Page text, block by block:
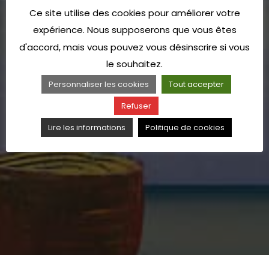
Ce site utilise des cookies pour améliorer votre
expérience. Nous supposerons que vous êtes
d'accord, mais vous pouvez vous désinscrire si vous
le souhaitez.
Personnaliser les cookies
Tout accepter
Refuser
Lire les informations
Politique de cookies